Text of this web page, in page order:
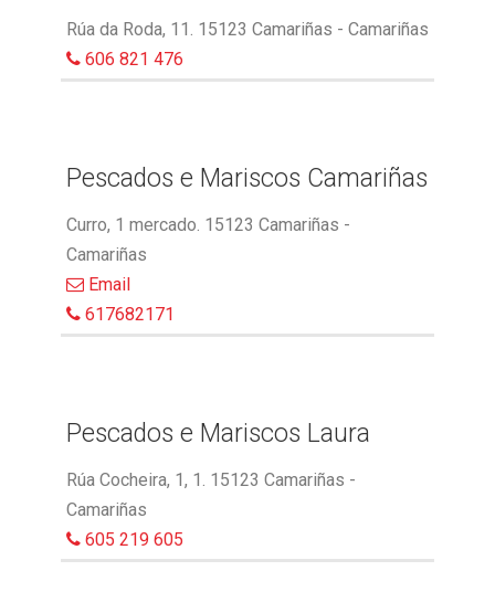
Rúa da Roda, 11. 15123 Camariñas - Camariñas
606 821 476
Pescados e Mariscos Camariñas
Curro, 1 mercado. 15123 Camariñas -
Camariñas
Email
617682171
Pescados e Mariscos Laura
Rúa Cocheira, 1, 1. 15123 Camariñas -
Camariñas
605 219 605